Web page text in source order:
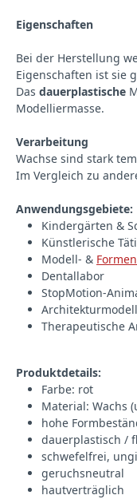
Eigenschaften
Bei der Herstellung
Eigenschaften ist sie
Das dauerplastische
Modelliermasse.
Verarbeitung
Wachse sind stark
Im Vergleich zu
Anwendungsgebiete:
Kindergärten &
Künstlerische
Modell- &
Dentallabor
StopMotion-
Therapeutische
Produktdetails:
Farbe: rot
Material: Wachs
hohe
dauerplastisch /
schwefelfrei,
geruchsneutral
hautverträglich